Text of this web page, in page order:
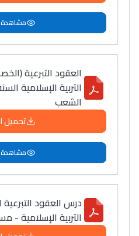
العقود التبرعية
التربية الإسلامية
الشعب
تحميل
درس العقود
التربية الإسلامية -